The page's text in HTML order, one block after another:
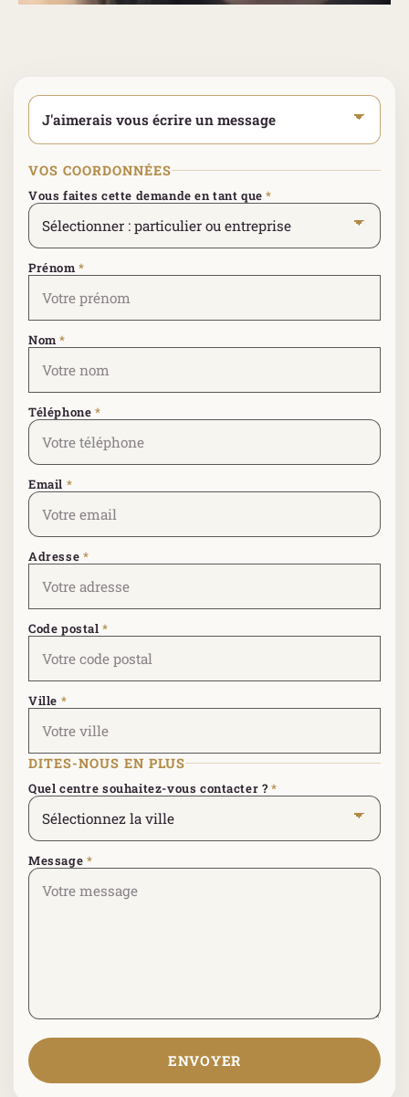
Sélectionner votre type de demande*
VOS COORDONNÉES
Vous faites cette demande en tant que*
Prénom*
Nom*
Téléphone *
Email *
Adresse *
Code postal*
Ville *
DITES-NOUS EN PLUS
Quel centre souhaitez-vous contacter ?*
Message *
ENVOYER